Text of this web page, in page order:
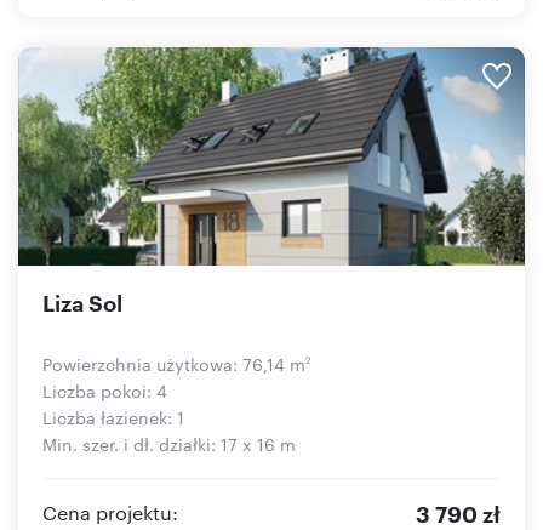
Liza Sol
Powierzchnia użytkowa: 76,14 m2
Liczba pokoi: 4
Liczba łazienek: 1
Min. szer. i dł. działki: 17 x 16 m
Cena projektu: 3 790 zł